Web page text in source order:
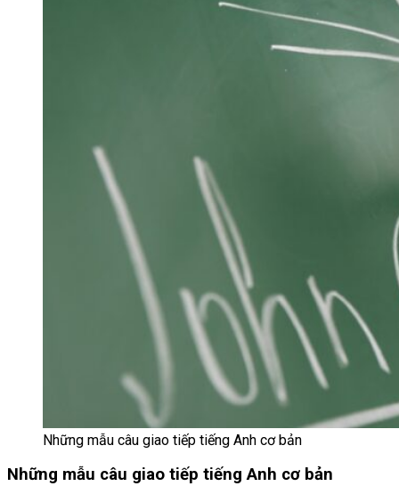
Những mẫu câu giao tiếp tiếng Anh cơ bản
Những mẫu câu giao tiếp tiếng Anh cơ bản